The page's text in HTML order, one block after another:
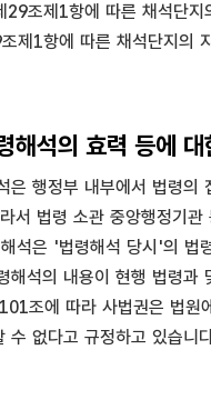
제29조제1항에 따른 채석단
조제1항에 따른 채석단지의
해석의 효력 등에 대
은 행정부 내부에서 법령
서 법령 소관 중앙행정기
석은 '법령해석 당시'의 법
해석의 내용이 현행 법령과
101조에 따라 사법권은 법
수 없다고 규정하고 있습니